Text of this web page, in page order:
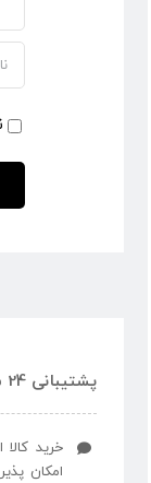
پشتیبانی 24 ساعته
خرید
امکان